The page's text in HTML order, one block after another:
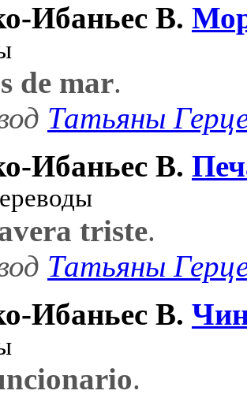
Ибаньес В.
de mar.
Татьяны
Ибаньес В.
triste.
Татьяны
Ибаньес В.
.